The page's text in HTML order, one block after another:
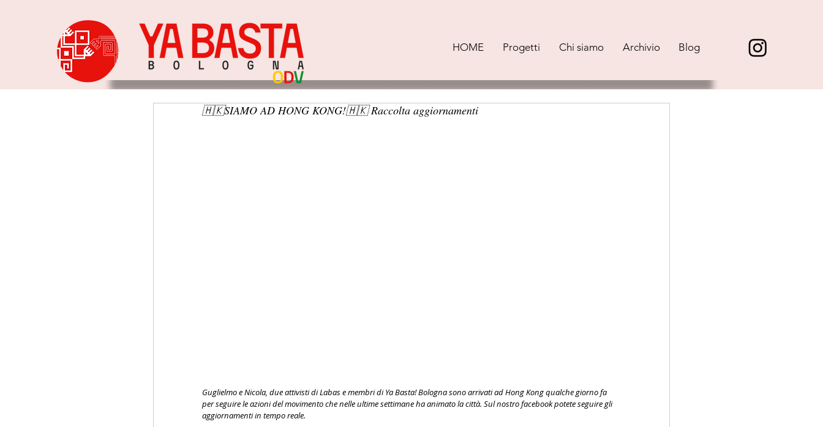
HOME Progetti Chi siamo Archivio Blog
🇭🇰SIAMO AD HONG KONG!🇭🇰 Raccolta aggiornamenti
Guglielmo e Nicola, due attivisti di Labas e membri di Ya Basta! Bologna sono arrivati ad Hong Kong qualche giorno fa
per seguire le azioni del movimento che nelle ultime settimane ha animato la città. Sul nostro facebook potete seguire gli
aggiornamenti in tempo reale.